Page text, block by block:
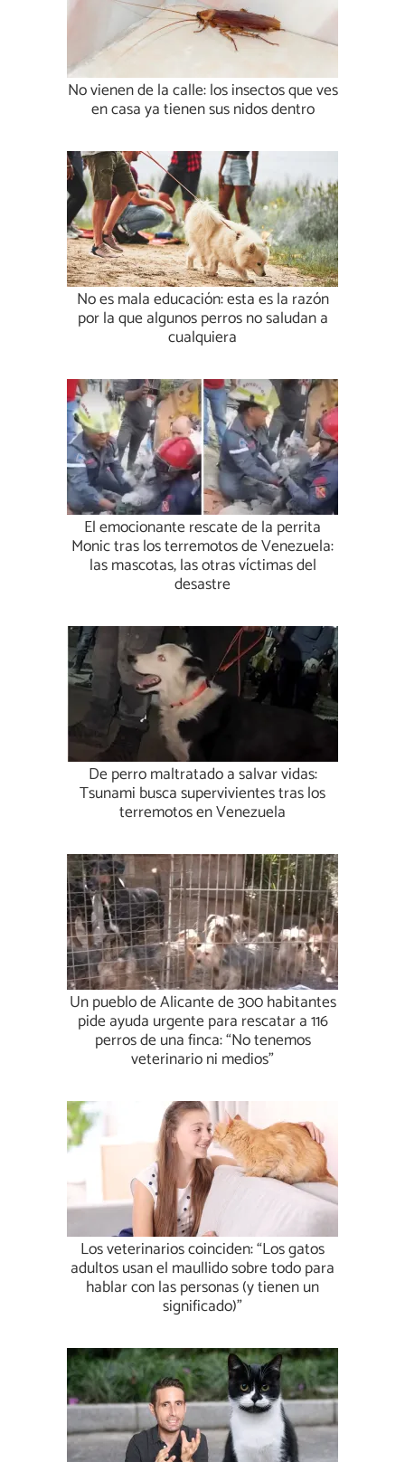
No vienen de la calle: los insectos que ves
en casa ya tienen sus nidos dentro
No es mala educación: esta es la razón
por la que algunos perros no saludan a
cualquiera
El emocionante rescate de la perrita
Monic tras los terremotos de Venezuela:
las mascotas, las otras víctimas del
desastre
De perro maltratado a salvar vidas:
Tsunami busca supervivientes tras los
terremotos en Venezuela
Un pueblo de Alicante de 300 habitantes
pide ayuda urgente para rescatar a 116
perros de una finca: “No tenemos
veterinario ni medios”
Los veterinarios coinciden: “Los gatos
adultos usan el maullido sobre todo para
hablar con las personas (y tienen un
significado)”